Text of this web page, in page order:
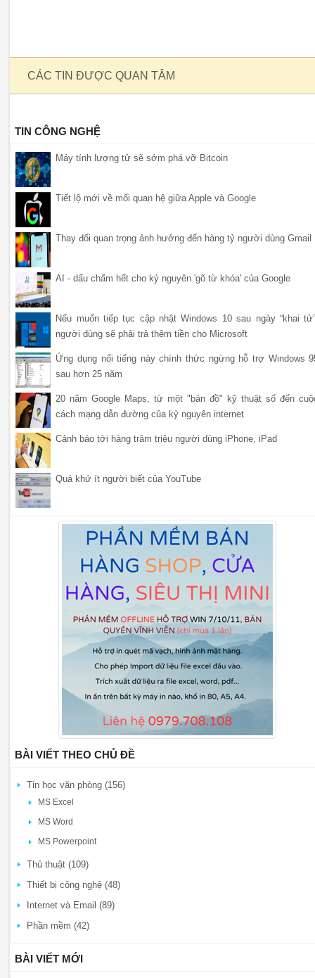
CÁC TIN ĐƯỢC QUAN TÂM
TIN CÔNG NGHỆ
Máy tính lượng tử sẽ sớm phá vỡ Bitcoin
Tiết lộ mới về mối quan hệ giữa Apple và Google
Thay đổi quan trọng ảnh hưởng đến hàng tỷ người dùng Gmail
AI - dấu chấm hết cho kỷ nguyên 'gõ từ khóa' của Google
Nếu muốn tiếp tục cập nhật Windows 10 sau ngày “khai
người dùng sẽ phải trả thêm tiền cho Microsoft
Ứng dụng nổi tiếng này chính thức ngừng hỗ trợ Windows
sau hơn 25 năm
20 năm Google Maps, từ một "bản đồ" kỹ thuật số đến
cách mạng dẫn đường của kỷ nguyên internet
Cảnh báo tới hàng trăm triệu người dùng iPhone, iPad
Quá khứ ít người biết của YouTube
BÀI VIẾT THEO CHỦ ĐỀ
Tin học văn phòng (156)
MS Excel
MS Word
MS Powerpoint
Thủ thuật (109)
Thiết bị công nghệ (48)
Internet và Email (89)
Phần mềm (42)
BÀI VIẾT MỚI